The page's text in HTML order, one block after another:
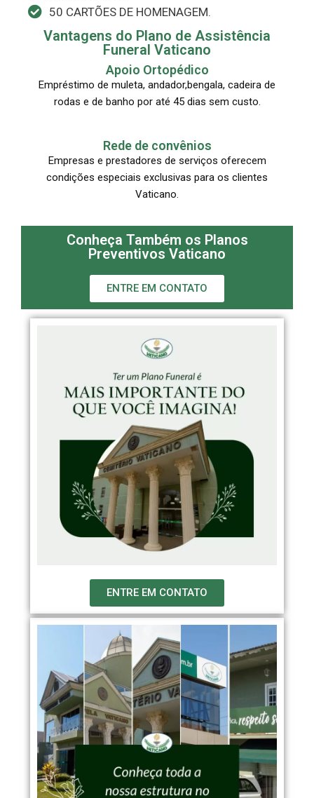
50 CARTÕES DE HOMENAGEM.
Vantagens do Plano de Assistência
Funeral Vaticano
Apoio Ortopédico
Empréstimo de muleta, andador,bengala, cadeira de
rodas e de banho por até 45 dias sem custo.
Rede de convênios
Empresas e prestadores de serviços oferecem
condições especiais exclusivas para os clientes
Vaticano.
Conheça Também os Planos
Preventivos Vaticano
ENTRE EM CONTATO
ENTRE EM CONTATO